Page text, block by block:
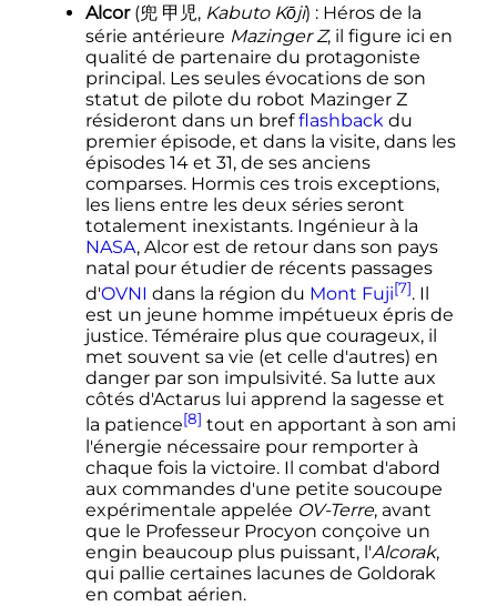
Alcor (兜 甲児, Kabuto Kōji) : Héros de la
série antérieure Mazinger Z, il figure ici en
qualité de partenaire du protagoniste
principal. Les seules évocations de son
statut de pilote du robot Mazinger Z
résideront dans un brefflashbackdu
premier épisode, et dans la visite, dans les
épisodes 14 et 31, de ses anciens
comparses. Hormis ces trois exceptions,
les liens entre les deux séries seront
totalement inexistants. Ingénieur à la
NASA, Alcor est de retour dans son pays
natal pour étudier de récents passages
d'OVNI dans la région du Mont Fuji[7]. Il
est un jeune homme impétueux épris de
justice. Téméraire plus que courageux, il
met souvent sa vie (et celle d'autres) en
danger par son impulsivité. Sa lutte aux
côtés d'Actarus lui apprend la sagesse et
la patience[8] tout en apportant à son ami
l'énergie nécessaire pour remporter à
chaque fois la victoire. Il combat d'abord
aux commandes d'une petite soucoupe
expérimentale appelée OV-Terre, avant
que le Professeur Procyon conçoive un
engin beaucoup plus puissant, l'Alcorak,
qui pallie certaines lacunes de Goldorak
en combat aérien.